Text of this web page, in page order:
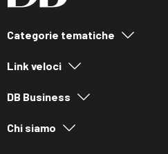
Categorie tematiche
Link veloci
DB Business
Chi siamo